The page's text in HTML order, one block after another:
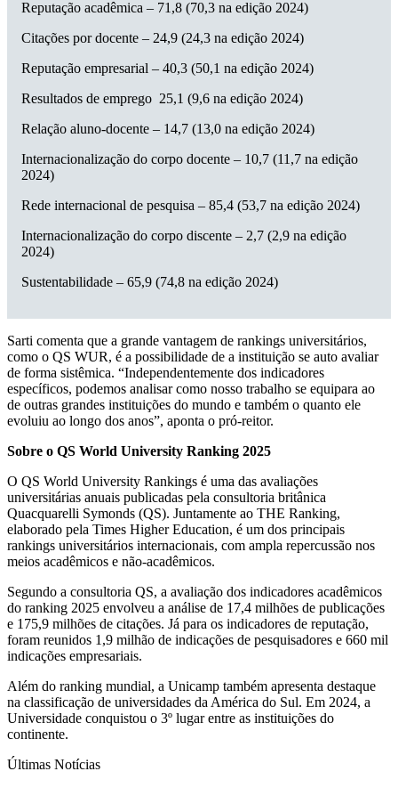
Reputação acadêmica – 71,8 (70,3 na edição 2024)
Citações por docente – 24,9 (24,3 na edição 2024)
Reputação empresarial – 40,3 (50,1 na edição 2024)
Resultados de emprego 25,1 (9,6 na edição 2024)
Relação aluno-docente – 14,7 (13,0 na edição 2024)
Internacionalização do corpo docente – 10,7 (11,7 na edição
2024)
Rede internacional de pesquisa – 85,4 (53,7 na edição 2024)
Internacionalização do corpo discente – 2,7 (2,9 na edição
2024)
Sustentabilidade – 65,9 (74,8 na edição 2024)
Sarti comenta que a grande vantagem de rankings universitários,
como o QS WUR, é a possibilidade de a instituição se auto avaliar
de forma sistêmica. “Independentemente dos indicadores
específicos, podemos analisar como nosso trabalho se equipara ao
de outras grandes instituições do mundo e também o quanto ele
evoluiu ao longo dos anos”, aponta o pró-reitor.
Sobre o QS World University Ranking 2025
O QS World University Rankings é uma das avaliações
universitárias anuais publicadas pela consultoria britânica
Quacquarelli Symonds (QS). Juntamente ao THE Ranking,
elaborado pela Times Higher Education, é um dos principais
rankings universitários internacionais, com ampla repercussão nos
meios acadêmicos e não-acadêmicos.
Segundo a consultoria QS, a avaliação dos indicadores acadêmicos
do ranking 2025 envolveu a análise de 17,4 milhões de publicações
e 175,9 milhões de citações. Já para os indicadores de reputação,
foram reunidos 1,9 milhão de indicações de pesquisadores e 660 mil
indicações empresariais.
Além do ranking mundial, a Unicamp também apresenta destaque
na classificação de universidades da América do Sul. Em 2024, a
Universidade conquistou o 3º lugar entre as instituições do
continente.
Últimas Notícias